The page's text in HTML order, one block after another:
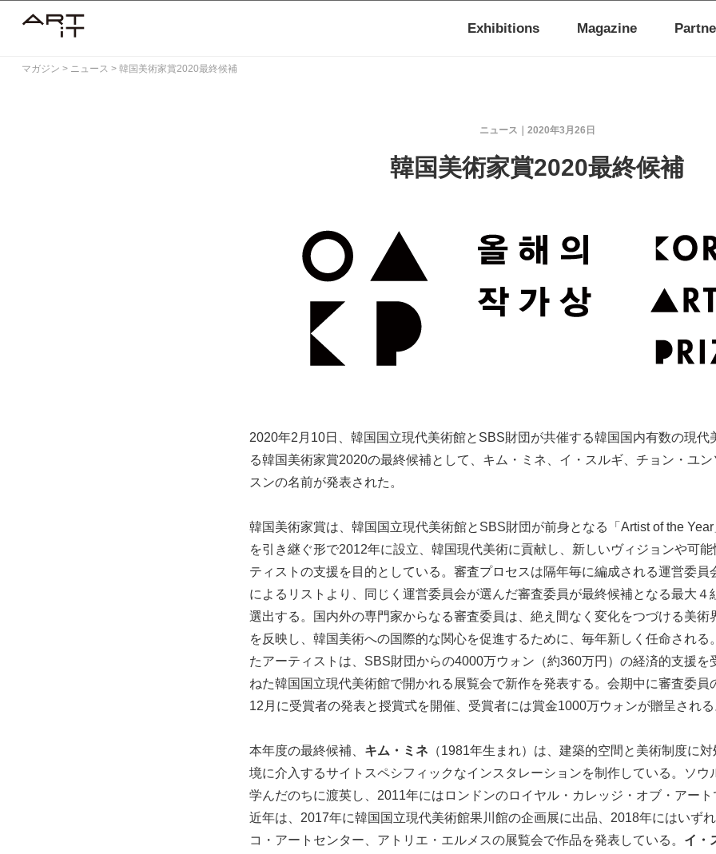
Exhibitions Magazine
マガジン > ニュース > 韓国美術家賞2020最終候補
2020年3月26日
ニュース
韓国美術家賞2020最終候補
2020年2月10日、韓国国立現代美術館とSBS財団が共催する韓国国内有数の現代
る韓国美術家賞2020の最終候補として、キム・ミネ、イ・スルギ、チョン・ユン
スンの名前が発表された。
韓国美術家賞は、韓国国立現代美術館とSBS財団が前身となる「Artist of the Year
を引き継ぐ形で2012年に設立、韓国現代美術に貢献し、新しいヴィジョンや可
ティストの支援を目的としている。審査プロセスは隔年毎に編成される運営委員
によるリストより、同じく運営委員会が選んだ審査委員が最終候補となる最大４
選出する。国内外の専門家からなる審査委員は、絶え間なく変化をつづける美術
を反映し、韓国美術への国際的な関心を促進するために、毎年新しく任命される
たアーティストは、SBS財団からの4000万ウォン（約360万円）の経済的支援を
ねた韓国国立現代美術館で開かれる展覧会で新作を発表する。会期中に審査委員
12月に受賞者の発表と授賞式を開催、受賞者には賞金1000万ウォンが贈呈される
本年度の最終候補、 キム・ミネ （1981年生まれ）は、建築的空間と美術制度に
境に介入するサイトスペシフィックなインスタレーションを制作している。ソウ
学んだのちに渡英し、2011年にはロンドンのロイヤル・カレッジ・オブ・アート
近年は、2017年に韓国国立現代美術館果川館の企画展に出品、2018年にはいず
コ・アートセンター、アトリエ・エルメスの展覧会で作品を発表している。 イ・